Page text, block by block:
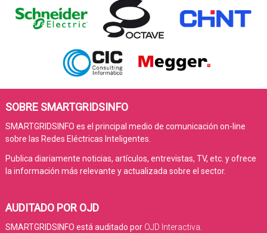
SOBRE SMARTGRIDSINFO
SMARTGRIDSINFO es el principal medio de comunicación on-line
sobre las Redes Eléctricas Inteligentes.
Publica diariamente noticias, artículos, entrevistas, TV, etc. y ofrece
la información más relevante y actualizada sobre el sector.
AUDITADO POR OJD
SMARTGRIDSINFO está auditado por OJD Interactiva.